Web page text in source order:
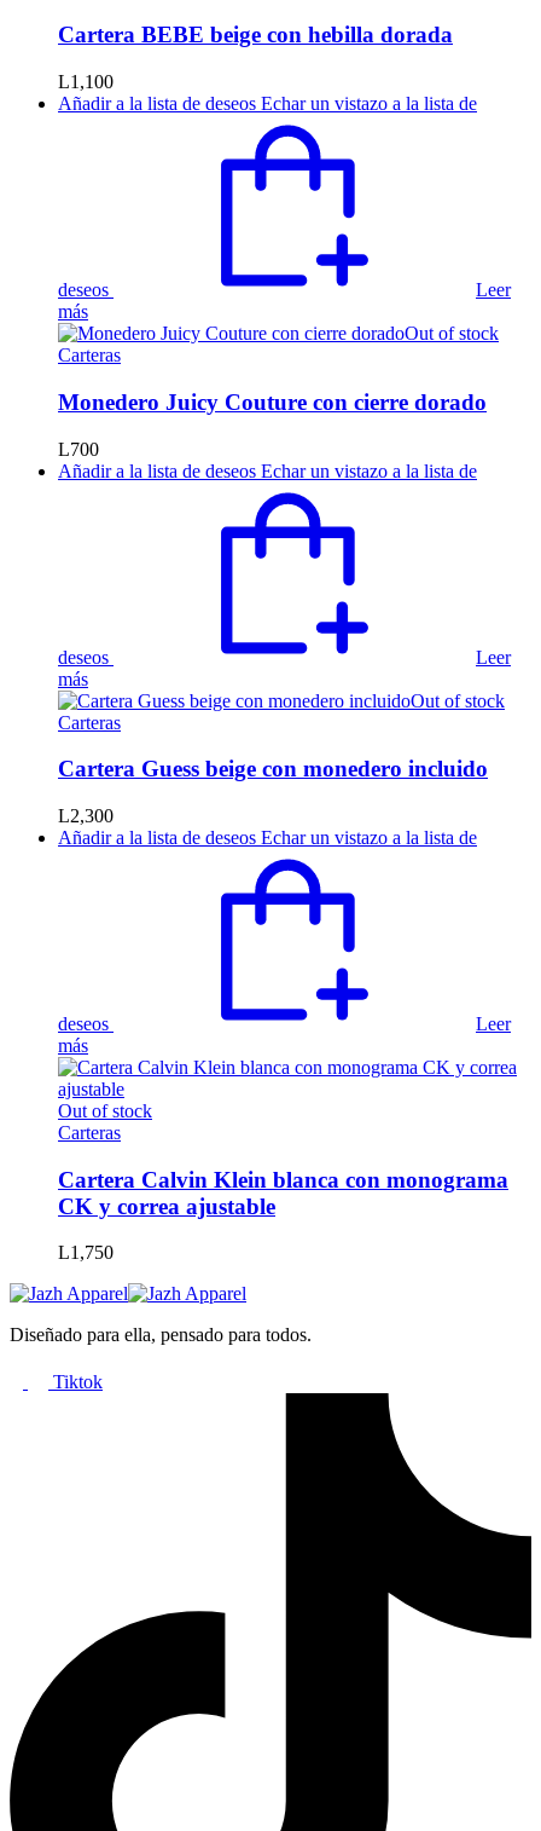
Cartera BEBE beige con hebilla dorada
L1,100
Añadir a la lista de deseos Echar un vistazo a la lista de
deseos
Leer
más
Out of stock
Carteras
Monedero Juicy Couture con cierre dorado
L700
Añadir a la lista de deseos Echar un vistazo a la lista de
deseos
Leer
más
Out of stock
Carteras
Cartera Guess beige con monedero incluido
L2,300
Añadir a la lista de deseos Echar un vistazo a la lista de
deseos
Leer
más
Out of stock
Carteras
Cartera Calvin Klein blanca con monograma
CK y correa ajustable
L1,750
Diseñado para ella, pensado para todos.
Tiktok